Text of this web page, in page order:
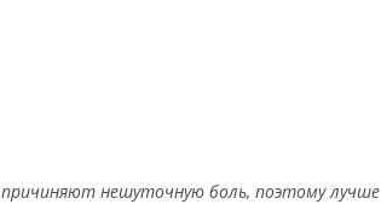
нешуточную боль, поэтому лучше